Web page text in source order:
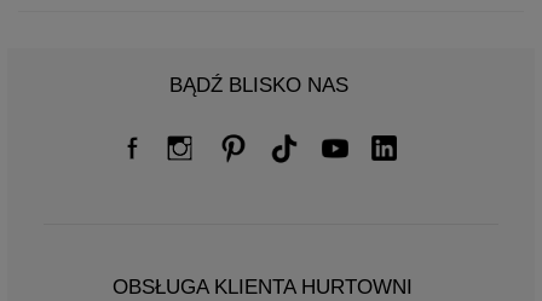
BĄDŹ BLISKO NAS
OBSŁUGA KLIENTA HURTOWNI